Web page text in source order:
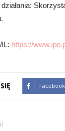
https://
Facebook